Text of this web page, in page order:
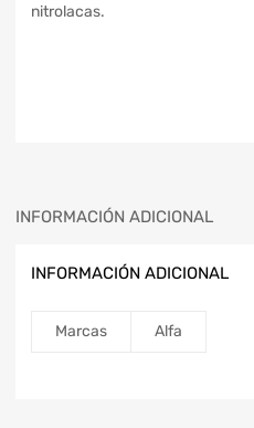
nitrolacas.
INFORMACIÓN ADICIONAL
INFORMACIÓN ADICIONAL
Marcas Alfa